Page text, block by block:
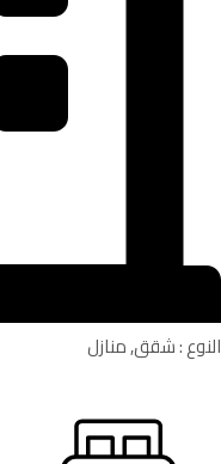
النوع : شقق, منازل